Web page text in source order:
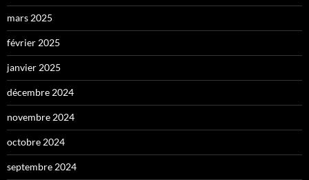
mars 2025
février 2025
janvier 2025
décembre 2024
novembre 2024
octobre 2024
septembre 2024